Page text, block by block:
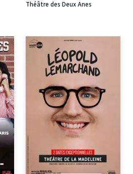
Théâtre des Deux Anes